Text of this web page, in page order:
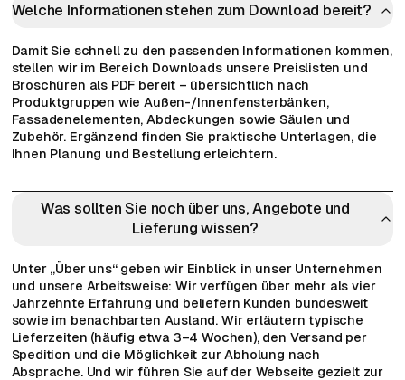
Welche Informationen stehen zum Download bereit?
Damit Sie schnell zu den passenden Informationen kommen,
stellen wir im Bereich Downloads unsere Preislisten und
Broschüren als PDF bereit – übersichtlich nach
Produktgruppen wie Außen-/Innenfensterbänken,
Fassadenelementen, Abdeckungen sowie Säulen und
Zubehör. Ergänzend finden Sie praktische Unterlagen, die
Ihnen Planung und Bestellung erleichtern.
Was sollten Sie noch über uns, Angebote und
Lieferung wissen?
Unter „Über uns“ geben wir Einblick in unser Unternehmen
und unsere Arbeitsweise: Wir verfügen über mehr als vier
Jahrzehnte Erfahrung und beliefern Kunden bundesweit
sowie im benachbarten Ausland. Wir erläutern typische
Lieferzeiten (häufig etwa 3–4 Wochen), den Versand per
Spedition und die Möglichkeit zur Abholung nach
Absprache. Und wir führen Sie auf der Webseite gezielt zur